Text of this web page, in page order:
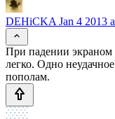
DEHiCKA Jan 4 2013
При падении экраном
легко. Одно
пополам.